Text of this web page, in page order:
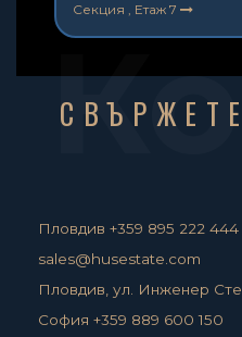
Секция , Етаж 7
Пловдив +359 895 222 444
sales@husestate.com
Пловдив, ул. Инженер
София +359 889 600 150